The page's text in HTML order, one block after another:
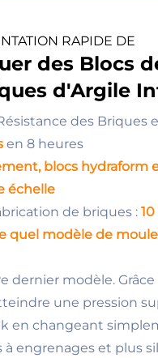
RAPIDE DE
des Blocs
d'Argile
des Briques
en 8 heures
blocs hydraform
échelle
de briques :
quel modèle de
dernier modèle.
une pression
en changeant
engrenages et plus